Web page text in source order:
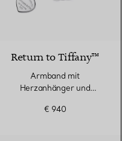
Return to Tiffany™
Armband​ mit
Herzanhänger und
€ 940